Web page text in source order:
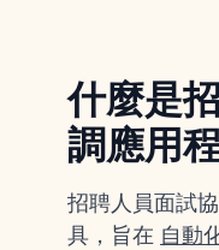
什麼是
調應用
招聘人員面試
具，旨在 自動